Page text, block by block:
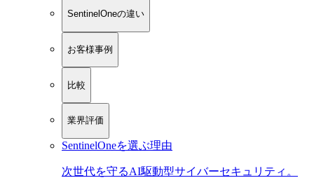
SentinelOneの違い
お客様事例
比較
業界評価
SentinelOneを選ぶ理由
次世代を守るAI駆動型サイバーセキュリティ。